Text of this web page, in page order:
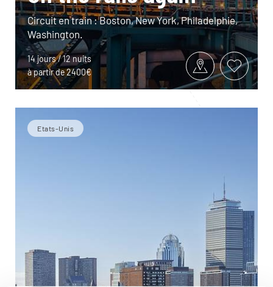
Circuit en train : Boston, New York, Philadelphie,
Washington.
14 jours / 12 nuits
à partir de 2400€
Etats-Unis